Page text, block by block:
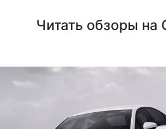
Читать обзоры на